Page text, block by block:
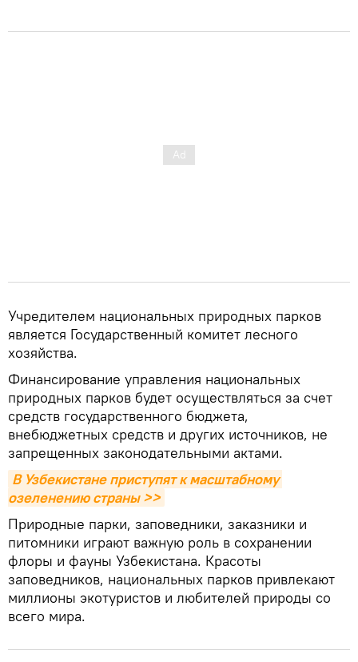
Учредителем национальных природных парков
является Государственный комитет лесного
хозяйства.
Финансирование управления национальных
природных парков будет осуществляться за счет
средств государственного бюджета,
внебюджетных средств и других источников, не
запрещенных законодательными актами.
В Узбекистане приступят к масштабному
озеленению страны >>
Природные парки, заповедники, заказники и
питомники играют важную роль в сохранении
флоры и фауны Узбекистана. Красоты
заповедников, национальных парков привлекают
миллионы экотуристов и любителей природы со
всего мира.